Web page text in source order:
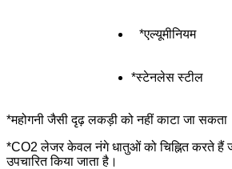
*एल्यूमीनियम
*स्टेनलेस स्टील
*महोगनी जैसी दृढ़ लकड़ी को नहीं काटा जा सकता
*CO2 लेजर केवल नंगे धातुओं को चिह्नित करते हैं
उपचारित किया जाता है।